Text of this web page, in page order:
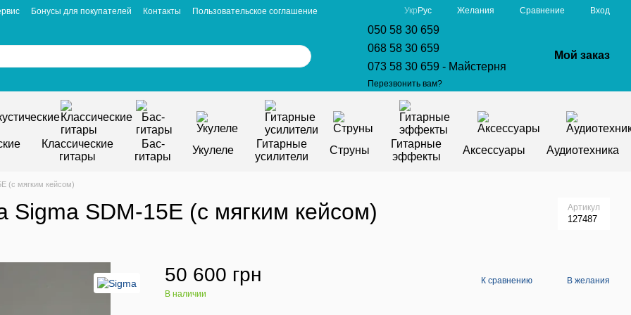
Бонусы для покупателей Контакты
Пользовательское соглашение
Укр Рус Желания Сравнение Вход
050 58 30 659
068 58 30 659
073 58 30 659 - Майстерня
Перезвонить вам?
Мой заказ
Классические
гитары
Бас-
гитары
Укулеле
Гитарные
усилители
Струны
Гитарные
эффекты
Аксессуары Аудиотехника
(с мягким кейсом)
Sigma SDM-15E (с мягким кейсом) Артикул
127487
50 600 грн
В наличии
К сравнению В желания